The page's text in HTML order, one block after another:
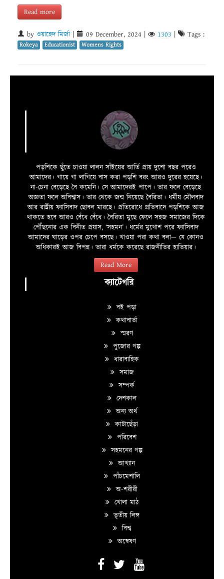
Read more
by ওয়াহেদ মির্জা 09 December, 2024 1303 Tags :
Rokeya Educationist Womens Rights
পড়শিকে ছুঁতে চাওয়া লালন সাঁইয়ের আর্তি প্রায় দুশো বছর পরেও
আমাদের। গায়ে গা লাগিয়ে বাস করা পড়শি বরং আরও দুরের হয়েছে।
না-চেনা বেড়েছে বৈ কমেনি। সে আমাদেরই পাপে। তার ফলে বেড়েছে
অজ্ঞতা ফলে অবিশ্বাস। তার থেকে জন্ম নিয়েছে বৈরিতা। ধর্মীয় মৌলবাদ
আর রাষ্ট্রীয় ফ্যাসিবাদ ছোবল মারছে। প্রতিরোধে প্রতিবাদে পড়শিকে আজ
থাকতে হবে আরও বেঁধে বেঁধে। বৈরিতা মুছে ফেলে সহজ সমাজের দিকে
পৌঁছনোর এক বিনীত প্রয়াস, ‘সহমন’। ধর্মের মুখোশ পরে ফ্যাসিবাদ
আমাদের ঘাড়ের ওপর চেপে বসছে। খাওয়া পরা কথা বলা—­­ যে কোনও
অধিকারই আজ বিপন্ন। তারা ধর্মকে করেছে রাজনীতির হাতিয়ার।
Read More
ক্যাটেগরি
বই পড়া
কথাবার্তা
স্মরণ
পুজোর গল্প
ধারাবাহিক
সমাজ
সম্পর্ক
দেশকাল
অন্য অর্থ
কাটাছেঁড়া
পরিবেশ
সহমনের গল্প
আখ্যান
পাঁচমেশালি
অ-শরীরী
খোলা মাঠ
তৃতীয় লিঙ্গ
বিশ্ব
অন্বেষণ